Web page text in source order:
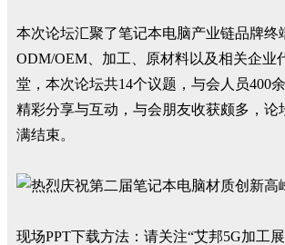
本次论坛汇聚了笔记本电脑产业链品牌终
ODM/OEM、加工、原材料以及相关企业
堂，本次论坛共14个议题，与会人员400
精彩分享与互动，与会朋友收获颇多，论
满结束。
现场PPT下载方法：请关注“艾邦5G加工